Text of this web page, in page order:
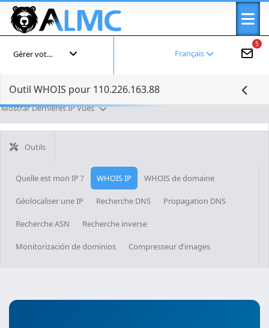
5
Français
Gérer votre compte
Outil WHOIS pour 110.226.163.88
Mostrar Dernières IP Vues
Outils
Quelle est mon IP ? WHOIS IP WHOIS de domaine
Géolocaliser une IP Recherche DNS Propagation DNS
Recherche ASN Recherche inverse
Monitorización de dominios Compresseur d’images